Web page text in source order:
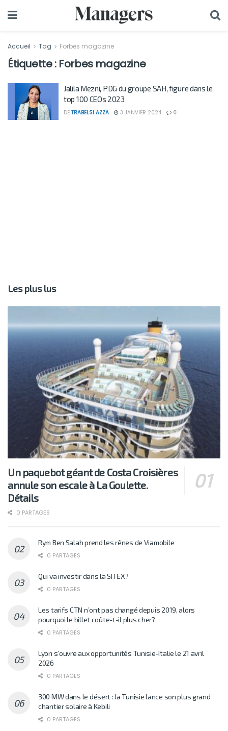
Accueil Tag Forbes magazine
Étiquette : Forbes magazine
Jalila Mezni, PDG du groupe SAH, figure dans le
top 100 CEOs 2023
DE TRABELSI AZZA 3 JANVIER 2024 0
Les plus lus
Un paquebot géant de Costa Croisières
annule son escale à La Goulette.
Détails
0 PARTAGES
Rym Ben Salah prend les rênes de Viamobile
0 PARTAGES
Qui va investir dans la SITEX?
0 PARTAGES
Les tarifs CTN n’ont pas changé depuis 2019, alors
pourquoi le billet coûte-t-il plus cher?
0 PARTAGES
Lyon s’ouvre aux opportunités Tunisie-Italie le 21 avril
2026
0 PARTAGES
300 MW dans le désert : la Tunisie lance son plus grand
chantier solaire à Kebili
0 PARTAGES